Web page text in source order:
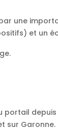
une
et un
sur Garonne.